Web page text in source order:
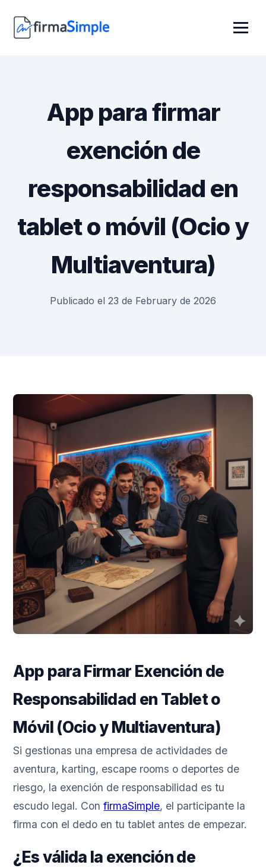
App para firmar
exención de
responsabilidad en
tablet o móvil (Ocio y
Multiaventura)
Publicado el 23 de February de 2026
App para Firmar Exención de
Responsabilidad en Tablet o
Móvil (Ocio y Multiaventura)
Si gestionas una empresa de actividades de
aventura, karting, escape rooms o deportes de
riesgo, la exención de responsabilidad es tu
escudo legal. ConfirmaSimple, el participante la
firma con el dedo en tu tablet antes de empezar.
¿Es válida la exención de